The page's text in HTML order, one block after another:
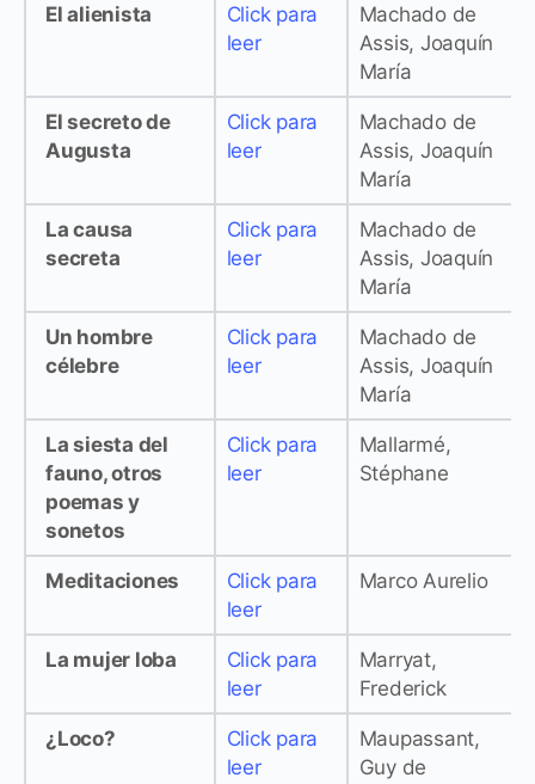
El alienista
Click para
leer
Machado de
Assis, Joaquín
María
El secreto de
Augusta
Click para
leer
Machado de
Assis, Joaquín
María
La causa
secreta
Click para
leer
Machado de
Assis, Joaquín
María
Un hombre
célebre
Click para
leer
Machado de
Assis, Joaquín
María
La siesta del
fauno, otros
poemas y
sonetos
Click para
leer
Mallarmé,
Stéphane
Meditaciones
Click para
leer
Marco Aurelio
La mujer loba
Click para
leer
Marryat,
Frederick
¿Loco?
Click para
leer
Maupassant,
Guy de